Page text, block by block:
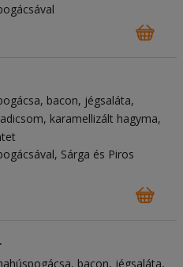
bacon jégsaláta
karamellizált hagyma
Sárga és Piros
bacon jégsaláta